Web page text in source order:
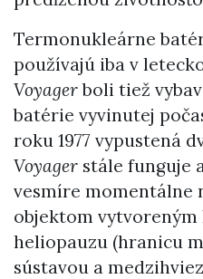
Termonukleárne
používajú iba v
Voyagerboli tiež
batérie vyvinutej
roku 1977 vypustená
Voyager stále funguje
vesmíre momentálne
objektom
heliopauzu (hranicu
sústavou a